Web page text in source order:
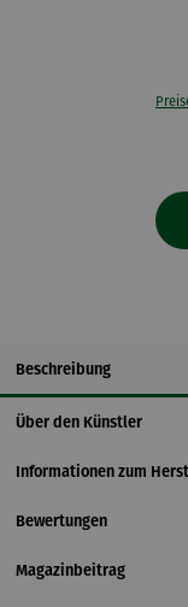
Beschreibung
Über den Künstler
Informationen zum
Bewertungen
Magazinbeitrag